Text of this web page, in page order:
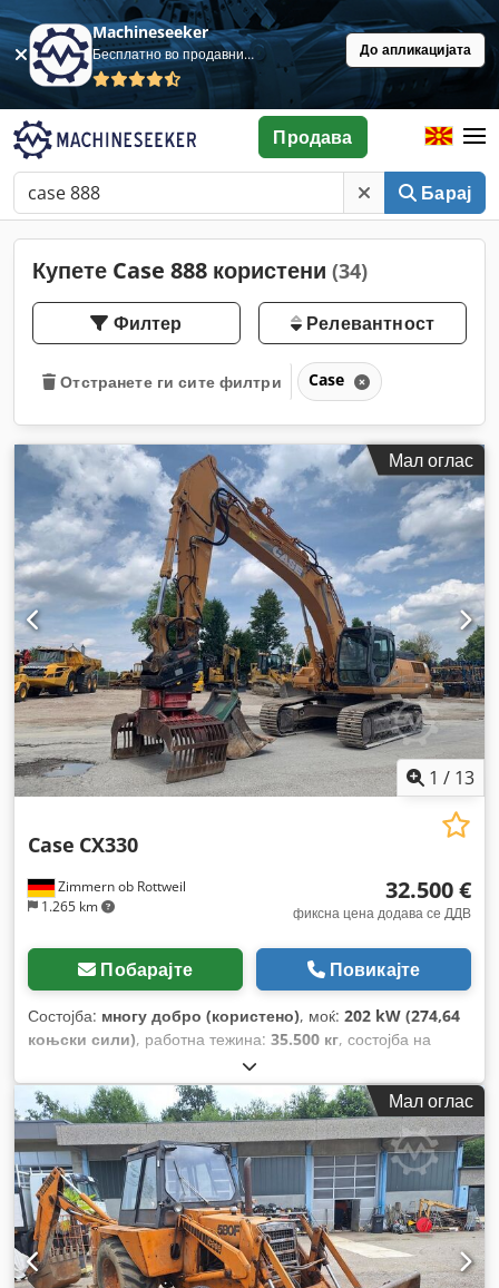
Machineseeker
Бесплатно во продавница До апликацијата
Барај
Продава
Купете Case 888 користени (34)
Филтер Релевантност
Отстранете ги сите филтри Case
Мал оглас
1 / 13
Zimmern ob Rottweil
1.265 km
Case CX330
32.500 €
фиксна цена додава се ДДВ
Побарајте Повикајте
Состојба: многу добро (користено), моќ: 202 kW (274,64
коњски сили), работна тежина: 35.500 кг, состојба на
, Година на изградба:
часови:9.139 h, Опрема:клима уред,
Мал оглас